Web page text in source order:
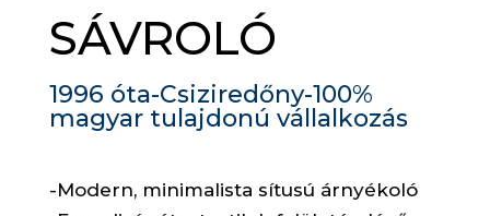
SÁVROLÓ
1996 óta-Csiziredőny-100%
magyar tulajdonú vállalkozás
-Modern, minimalista sítusú árnyékoló